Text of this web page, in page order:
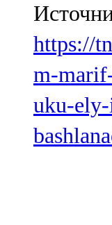
https://
m-
uku-